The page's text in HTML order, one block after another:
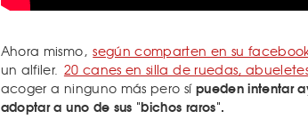
Ahora mismo, según comparten en su
un alfiler. 20 canes en silla de ruedas,
acoger a ninguno más pero sí pueden intentar
adoptar a uno de sus "bichos raros".